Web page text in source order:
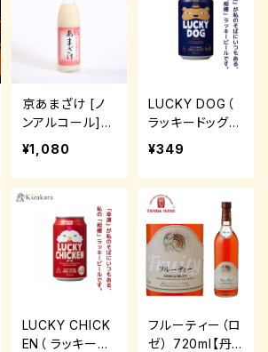
京あまざけ [ノ
ンアルコール]
【丹山酒造】
¥1,080
LUCKY DOG（
ラッキードッグ ）
350ml【黄桜】
¥349
LUCKY CHICK
EN（ ラッキーチ
フルーティー（ロ
ゼ） 720ml【丹